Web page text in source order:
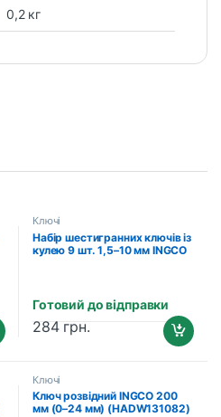
0,2 кг
Ключі
Набір шестигранних ключів із
кулею 9 шт. 1,5–10 мм INGCO
Готовий до відправки
284 грн.
Ключі
Ключ розвідний INGCO 200
мм (0–24 мм) (HADW131082)